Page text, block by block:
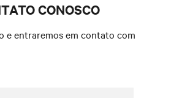
CONOSCO
e entraremos em contato com